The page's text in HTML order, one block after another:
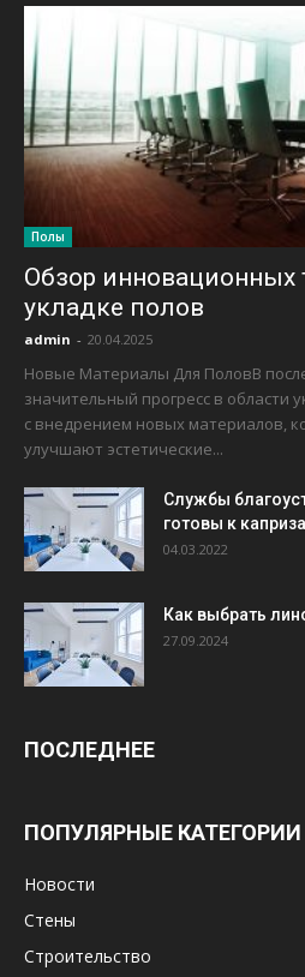
Полы
Обзор инновационных
укладке полов
admin - 20.04.2025
Новые Материалы Для ПоловВ
значительный прогресс в области
с внедрением новых материалов,
улучшают эстетические...
Службы
готовы к
04.03.2022
Как выбрать
27.09.2024
ПОСЛЕДНЕЕ
ПОПУЛЯРНЫЕ КАТЕГОРИИ
Новости
Стены
Строительство